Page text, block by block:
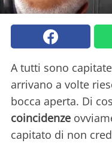
A tutti sono
arrivano a volte
bocca aperta. Di
coincidenze
capitato di non